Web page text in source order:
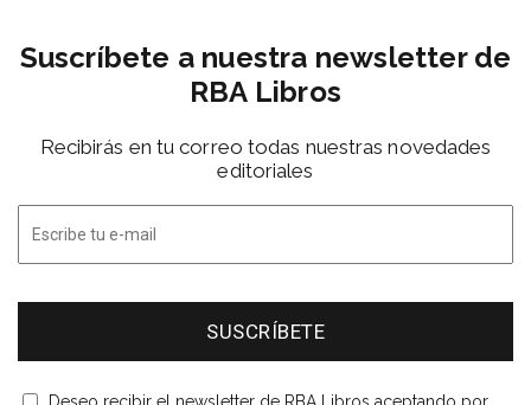
Suscríbete a nuestra newsletter de
RBA Libros
Recibirás en tu correo todas nuestras novedades
editoriales
Deseo recibir el newsletter de RBA Libros aceptando por